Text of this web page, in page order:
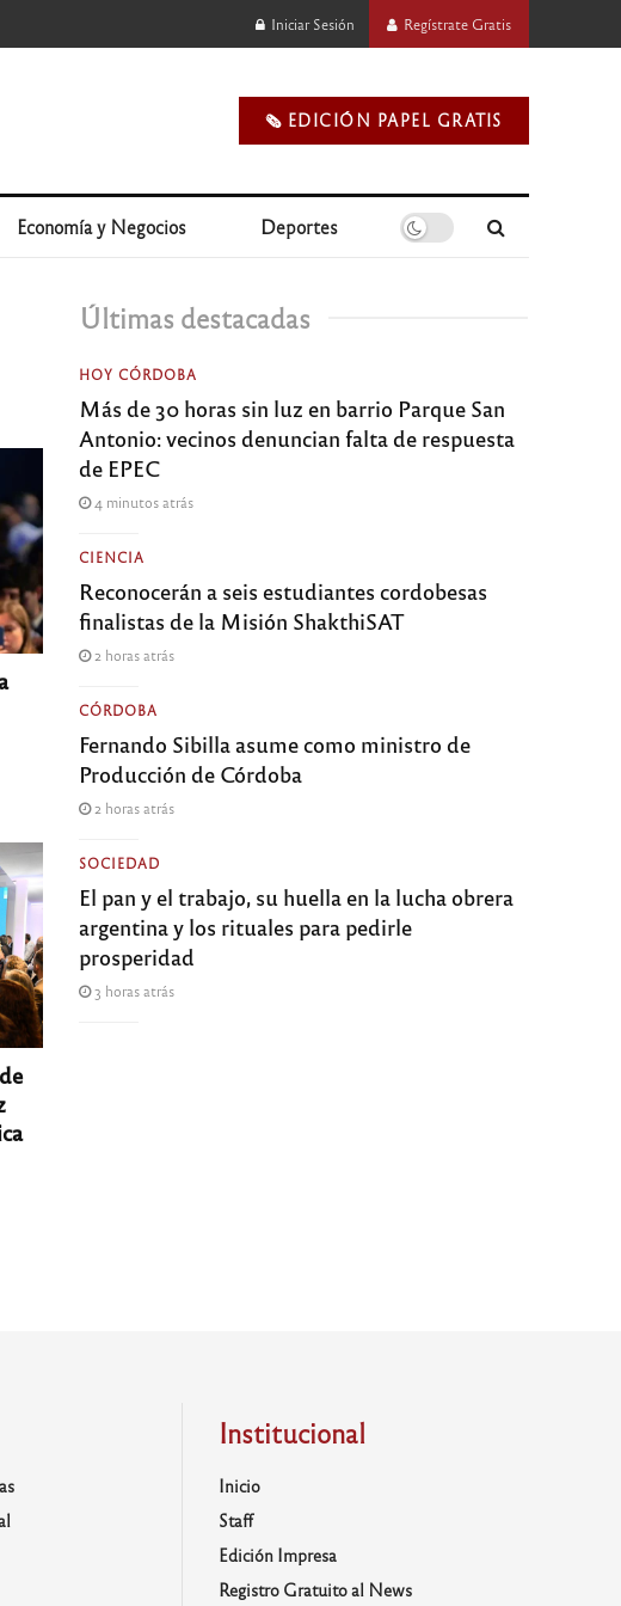
Iniciar Sesión Regístrate Gratis
🗞️ EDICIÓN PAPEL GRATIS
Economía y Negocios Deportes
Últimas destacadas
HOY CÓRDOBA
Más de 30 horas sin luz en barrio Parque San
Antonio: vecinos denuncian falta de respuesta
de EPEC
4 minutos atrás
CIENCIA
Reconocerán a seis estudiantes cordobesas
finalistas de la Misión ShakthiSAT
2 horas atrás
CÓRDOBA
Fernando Sibilla asume como ministro de
Producción de Córdoba
2 horas atrás
SOCIEDAD
El pan y el trabajo, su huella en la lucha obrera
argentina y los rituales para pedirle
prosperidad
3 horas atrás
Institucional
Inicio
Staff
Edición Impresa
Registro Gratuito al News